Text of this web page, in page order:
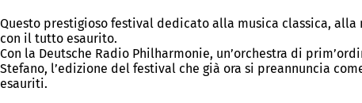
Questo prestigioso festival dedicato alla musica classica,
con il tutto esaurito.
Con la Deutsche Radio Philharmonie, un’orchestra di
Stefano, l’edizione del festival che già ora si preannuncia
esauriti.